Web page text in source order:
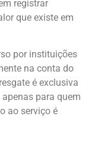
registrar
que existe em
por instituições
na conta do
é exclusiva
para quem
ao serviço é